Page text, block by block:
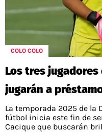
COLO COLO
Los tres
jugarán a
La temporada 2025 de la
fútbol inicia este fin de
Cacique que buscarán